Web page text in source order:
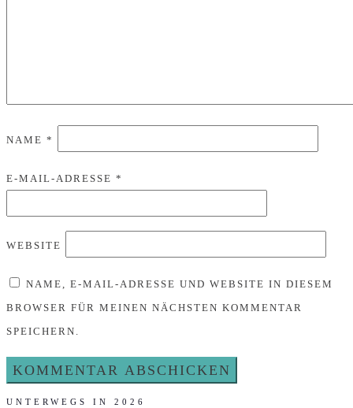
NAME *
E-MAIL-ADRESSE *
WEBSITE
NAME, E-MAIL-ADRESSE UND WEBSITE IN DIESEM
BROWSER FÜR MEINEN NÄCHSTEN KOMMENTAR
SPEICHERN.
UNTERWEGS IN 2026